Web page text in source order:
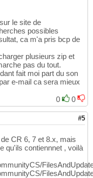
le site de
possibles
ca m'a pris bcp de
plusieurs zip et
pas du tout.
fait moi part du son
e-mail ca sera mieux
0
0
#5
CR 6, 7 et 8.x, mais
qu'ils contiennnet , voilà